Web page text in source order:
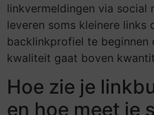
linkvermeldingen via social
leveren soms kleinere
backlinkprofiel te beginnen
kwaliteit gaat boven
Hoe zie je
en hoe meet je